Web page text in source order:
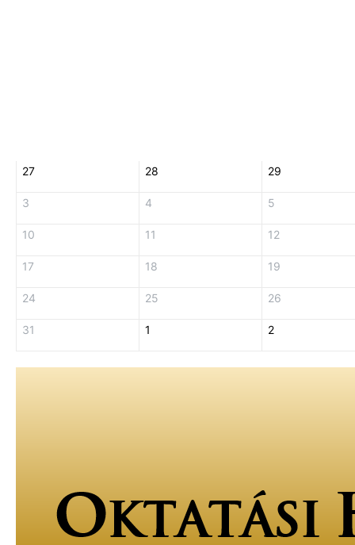
27 28 29
3 4 5
10 11 12
17 18 19
24 25 26
31 1 2